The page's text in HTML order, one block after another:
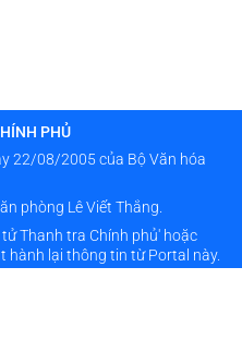
PHỦ
22/08/2005 của Bộ Văn hóa
phòng Lê Viết Thắng.
Thanh tra Chính phủ' hoặc
hành lại thông tin từ Portal này.